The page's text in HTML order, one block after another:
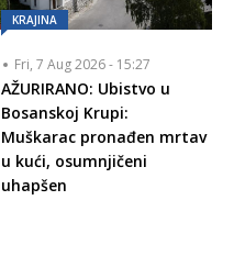
KRAJINA
Fri, 7 Aug 2026 - 15:27
AŽURIRANO: Ubistvo u
Bosanskoj Krupi:
Muškarac pronađen mrtav
u kući, osumnjičeni
uhapšen